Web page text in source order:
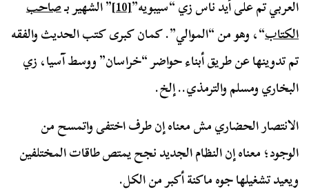
العربي تم على أيد ناس زي “سيبويه”[10] ” الشهير بـصاحب
الكتاب“، وهو من “الموالي”. كمان كبرى كتب الحديث والفقه
تم تدوينها عن طريق أبناء حواضر “خراسان” ووسط آسيا، زي
البخاري ومسلم والترمذي.. إلخ.
الانتصار الحضاري مش معناه إن طرف اختفى واتمسح من
الوجود؛ معناه إن النظام الجديد نجح يمتص طاقات المختلفين
ويعيد تشغيلها جوه ماكنة أكبر من الكل.